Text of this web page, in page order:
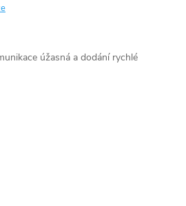
úžasná a dodání rychlé